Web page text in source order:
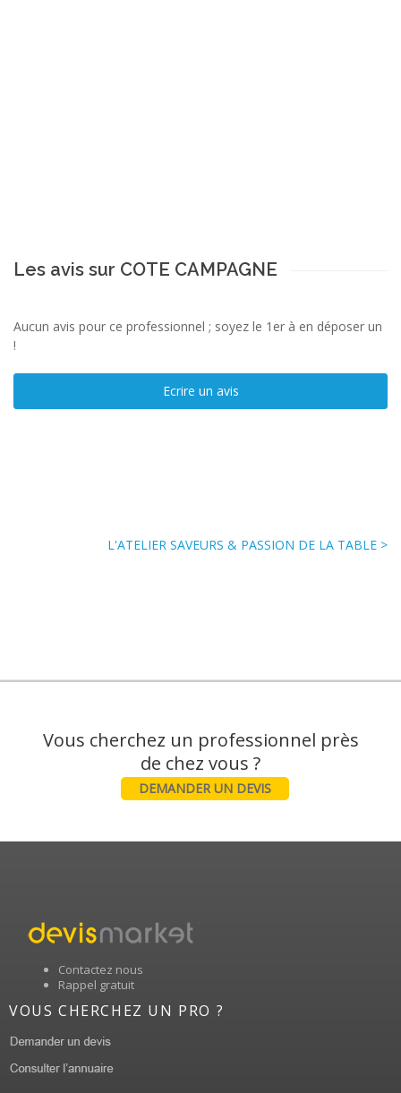
Les avis sur COTE CAMPAGNE
Aucun avis pour ce professionnel ; soyez le 1er à en déposer un
!
Ecrire un avis
L'ATELIER SAVEURS & PASSION DE LA TABLE >
Vous cherchez un professionnel près
DEMANDER UN DEVIS
Contactez nous
Rappel gratuit
VOUS CHERCHEZ UN PRO ?